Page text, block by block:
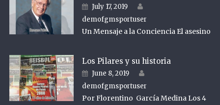
Posted on
July 17, 2019
demofgmsportuser
Un Mensaje a la Conciencia El asesino
Los Pilares y su historia
Posted on
June 8, 2019
demofgmsportuser
Por Florentino García Medina Los 4